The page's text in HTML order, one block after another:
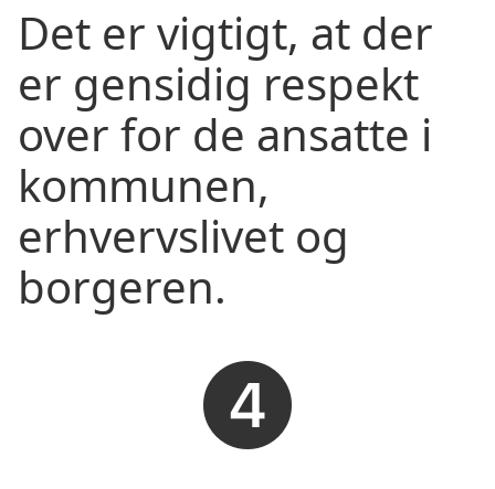
Det er vigtigt, at der
er gensidig respekt
over for de ansatte i
kommunen,
erhvervslivet og
borgeren.